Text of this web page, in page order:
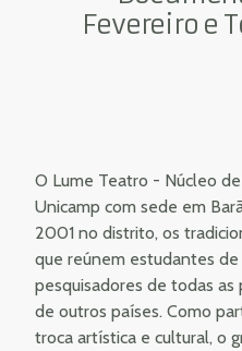
Fevereiro e
O Lume Teatro - Núcleo
Unicamp com sede em
2001 no distrito, os
que reúnem estudantes
pesquisadores de todas
de outros países. Como
troca artística e cultural, o